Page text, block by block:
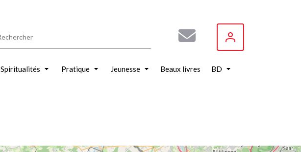
Spiritualités Pratique Jeunesse Beaux livres BD